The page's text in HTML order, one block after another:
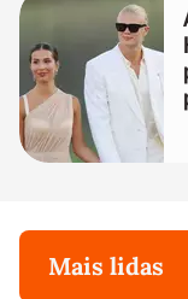
Mais lidas